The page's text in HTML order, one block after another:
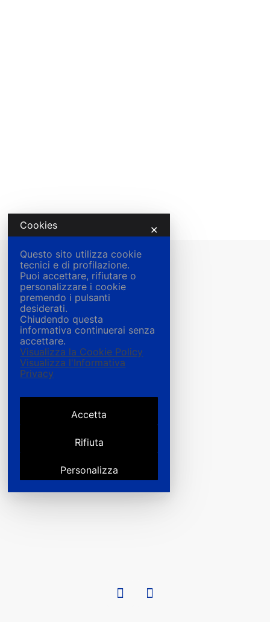
Cookies
✕
Questo sito utilizza cookie
tecnici e di profilazione.
Puoi accettare, rifiutare o
personalizzare i cookie
premendo i pulsanti
desiderati.
Chiudendo questa
informativa continuerai senza
accettare.
Visualizza la Cookie Policy
Visualizza l'Informativa
Privacy
Accetta
Rifiuta
Personalizza